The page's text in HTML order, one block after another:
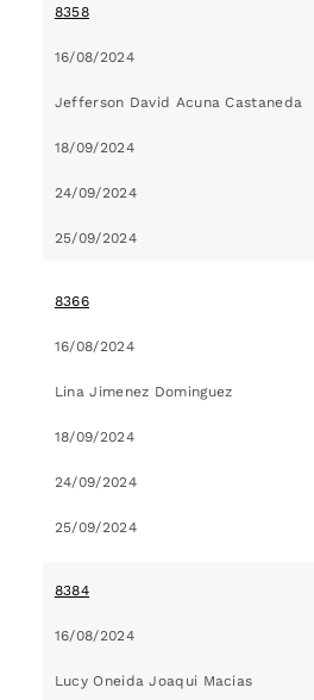
8358
16/08/2024
Jefferson David Acuna Castaneda
18/09/2024
24/09/2024
25/09/2024
8366
16/08/2024
Lina Jimenez Dominguez
18/09/2024
24/09/2024
25/09/2024
8384
16/08/2024
Lucy Oneida Joaqui Macias